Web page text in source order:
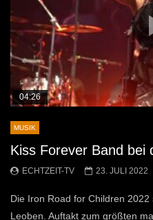
04:26
MUSIK
Kiss Forever Band bei
ECHTZEIT-TV 23. JULI 2022
Die Iron Road for Children
Leoben. Auftakt zum größten